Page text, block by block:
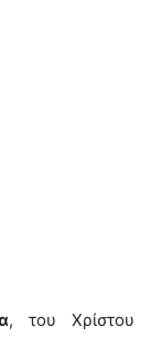
, του Χρίστου